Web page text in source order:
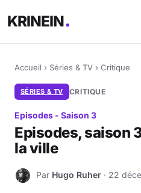
KRINEIN
Accueil › Séries & TV › Critique
SÉRIES & TV CRITIQUE
Episodes - Saison 3
Episodes, saison
la ville
H Par Hugo Ruher · 22